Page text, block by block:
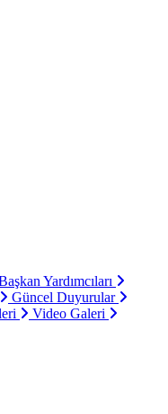
Yardımcıları
Güncel Duyurular
Video Galeri